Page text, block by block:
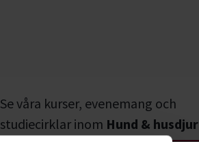
Se våra kurser, evenemang och
studiecirklar inom Hund & husdjur